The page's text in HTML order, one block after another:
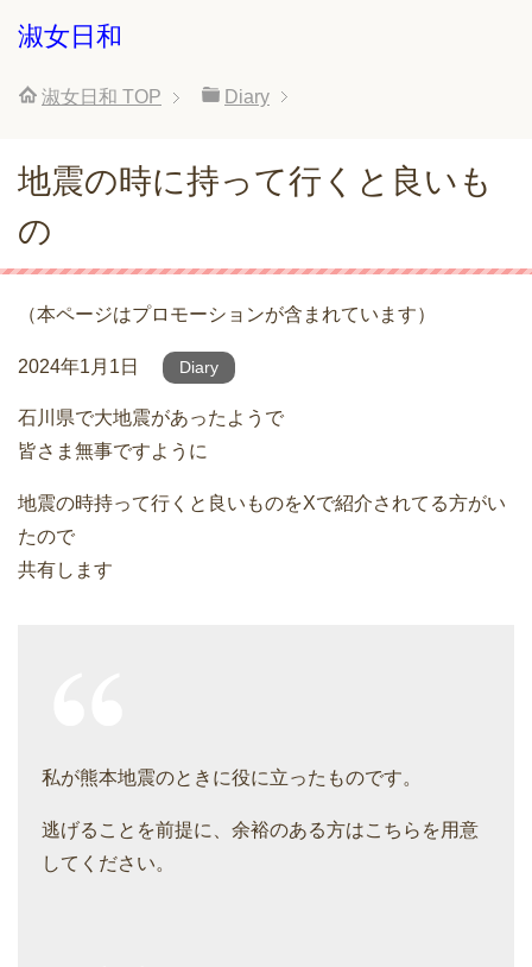
淑女日和
淑女日和 TOP Diary
地震の時に持って行くと良いも
の
（本ページはプロモーションが含まれています）
2024年1月1日 Diary
石川県で大地震があったようで
皆さま無事ですように
地震の時持って行くと良いものをXで紹介されてる方がい
たので
共有します
私が熊本地震のときに役に立ったものです。
逃げることを前提に、余裕のある方はこちらを用意
してください。